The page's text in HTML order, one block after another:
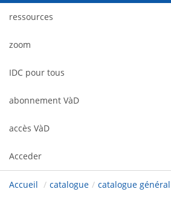
ressources
zoom
IDC pour tous
abonnement VàD
accès VàD
Acceder
Accueil / catalogue / catalogue général